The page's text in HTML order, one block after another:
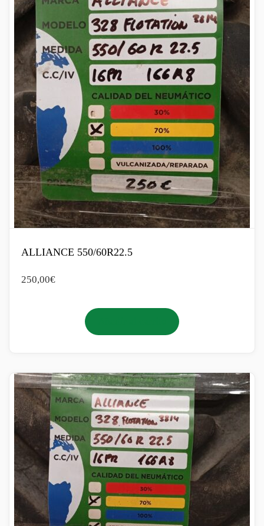
ALLIANCE 550/60R22.5
250,00€